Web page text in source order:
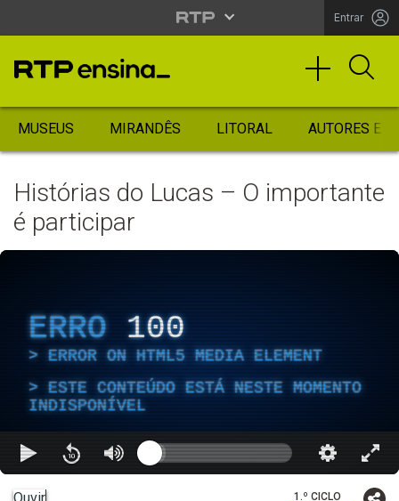
Entrar
MUSEUS MIRANDÊS LITORAL AUTORES
Histórias do Lucas – O importante
é participar
ERRO 100
ERROR ON HTML5 MEDIA ELEMENT
ESTE CONTEÚDO ESTÁ NESTE MOMENTO
INDISPONÍVEL
1.º CICLO